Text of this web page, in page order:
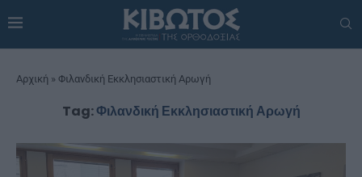
Αρχική » Φιλανδική Εκκλησιαστική Αρωγή
Tag:Φιλανδική Εκκλησιαστική Αρωγή